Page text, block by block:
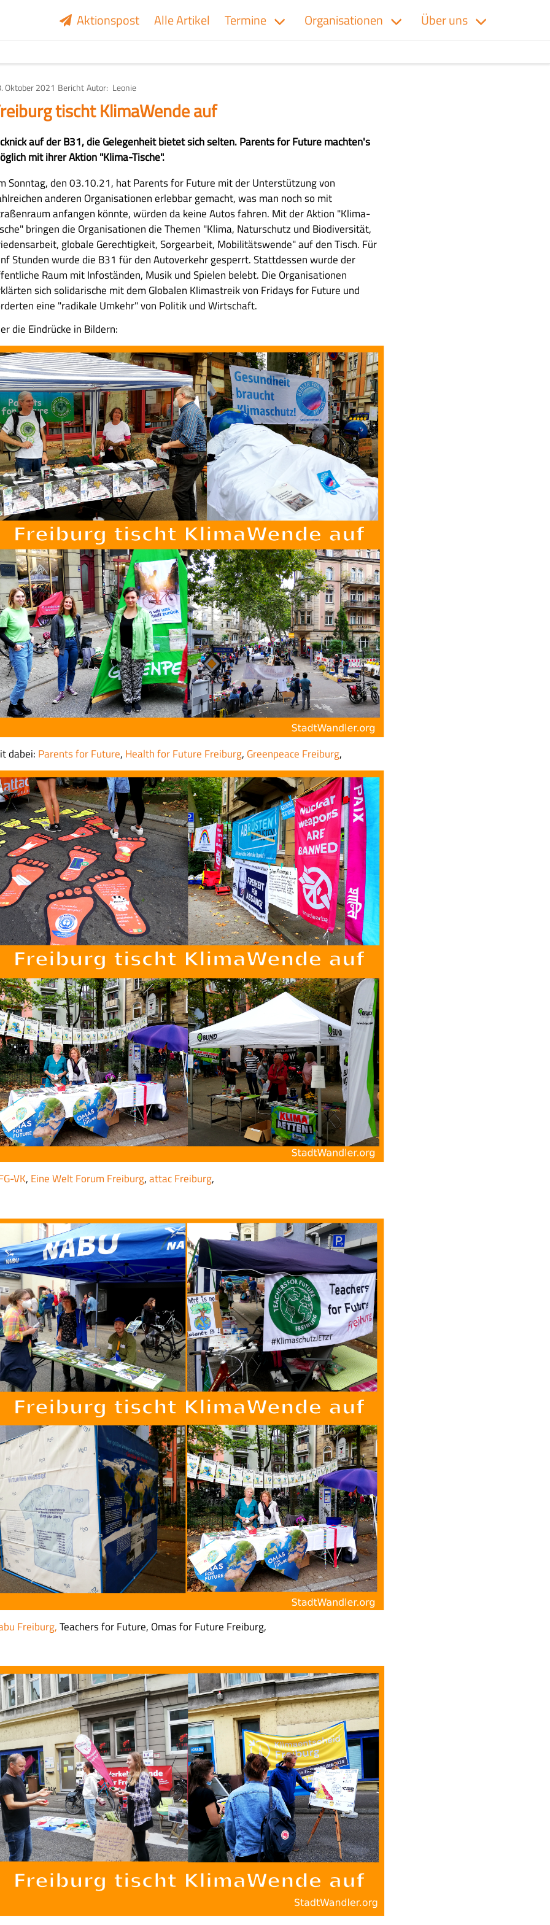
Aktionspost Alle Artikel Termine Organisationen Über uns
Oktober 2021 Art
des
Artikels
BerichtAutor Leonie
tischt KlimaWende auf
auf der B31, die Gelegenheit bietet sich selten. Parents for Future machten's
mit ihrer Aktion "Klima-Tische".
Sonntag, den 03.10.21, hat Parents for Future mit der Unterstützung von
anderen Organisationen erlebbar gemacht, was man noch so mit
anfangen könnte, würden da keine Autos fahren. Mit der Aktion "Klima-
bringen die Organisationen die Themen "Klima, Naturschutz und Biodiversität,
globale Gerechtigkeit, Sorgearbeit, Mobilitätswende" auf den Tisch. Für
Stunden wurde die B31 für den Autoverkehr gesperrt. Stattdessen wurde der
Raum mit Infoständen, Musik und Spielen belebt. Die Organisationen
sich solidarische mit dem Globalen Klimastreik von Fridays for Future und
eine "radikale Umkehr" von Politik und Wirtschaft.
die Eindrücke in Bildern:
dabei: Parents for Future, Health for Future Freiburg, Greenpeace Freiburg,
VK, Eine Welt Forum Freiburg,attac Freiburg,
Freiburg,Teachers for Future, Omas for Future Freiburg,